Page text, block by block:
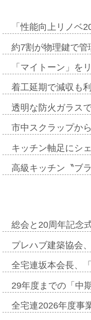
「性能向上リノ
約7割が物理鍵で
「マイトーン」
着工延期で減収も
透明な防火ガラス
市中スクラップか
キッチン軸足にシ
高級キッチン〝ブ
総会と20周年記念
プレハブ建築協会
全宅連坂本会長、
29年度までの「中
全宅連2026年度事